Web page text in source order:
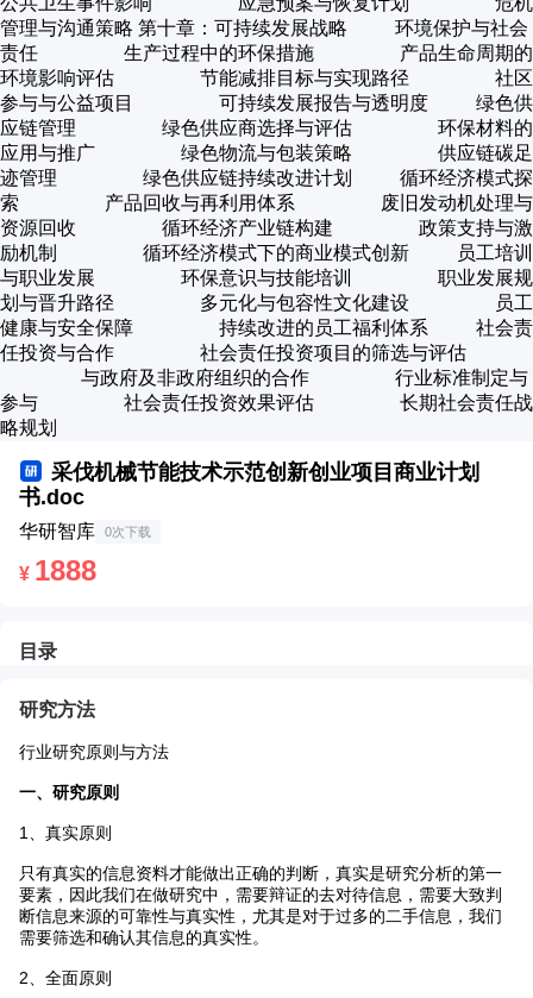
管理与沟通策略 第十章：可持续发展战略 环境保护与社会
责任 生产过程中的环保措施 产品生命周期的
环境影响评估 节能减排目标与实现路径 社区
参与与公益项目 可持续发展报告与透明度 绿色供
应链管理 绿色供应商选择与评估 环保材料的
应用与推广 绿色物流与包装策略 供应链碳足
迹管理 绿色供应链持续改进计划 循环经济模式探
索 产品回收与再利用体系 废旧发动机处理与
资源回收 循环经济产业链构建 政策支持与激
励机制 循环经济模式下的商业模式创新 员工培训
与职业发展 环保意识与技能培训 职业发展规
划与晋升路径 多元化与包容性文化建设 员工
健康与安全保障 持续改进的员工福利体系 社会责
任投资与合作 社会责任投资项目的筛选与评估
与政府及非政府组织的合作 行业标准制定与
参与 社会责任投资效果评估 长期社会责任战
略规划
书.doc
华研智库 0次下载
¥ 1888
目录
Toggle
Sidebar
返
回
研究方法
行业研究原则与方法
一、研究原则
1、真实原则
只有真实的信息资料才能做出正确的判断，真实是研究分析的第一
要素，因此我们在做研究中，需要辩证的去对待信息，需要大致判
断信息来源的可靠性与真实性，尤其是对于过多的二手信息，我们
需要筛选和确认其信息的真实性。
2、全面原则